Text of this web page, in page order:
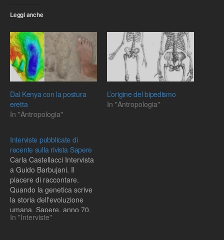
Leggi anche
Dal Kenya con la postura
eretta
In "Antropologia"
L’origine del bipedismo
In "Antropologia"
Interviste pubblicate di
recente sulla rivista Sapere
Carla Castellacci Intervista
a Guido Barbujani. Il
piacere di raccontare.
Quando la genetica scrive
la storia dell'evoluzione
umana. Sapere, anno 70,
n. 5, ottobre 2004, pp. 66-
In "Interviste"